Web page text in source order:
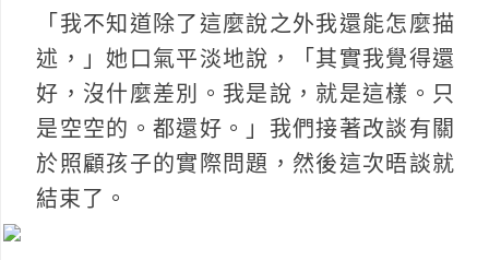
「我不知道除了這麼說之外我還能怎麼描
述，」她口氣平淡地說，「其實我覺得還
好，沒什麼差別。我是說，就是這樣。只
是空空的。都還好。」我們接著改談有關
於照顧孩子的實際問題，然後這次晤談就
結束了。